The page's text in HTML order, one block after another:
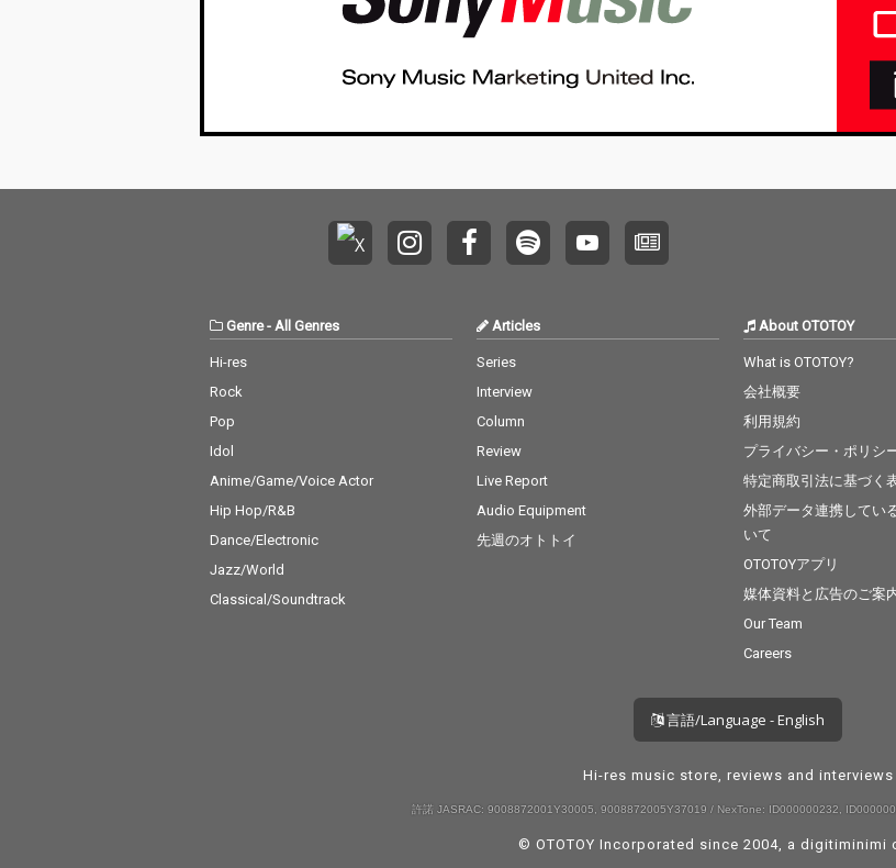
Genre- All Genres
Hi-res
Rock
Pop
Idol
Anime/Game/Voice Actor
Hip Hop/R&B
Dance/Electronic
Jazz/World
Classical/Soundtrack
Articles
Series
Interview
Column
Review
Live Report
Audio Equipment
先週のオトトイ
About OTOTOY
What is OTOTOY?
会社概要
利用規約
プライバシー・ポリシ
特定商取引法に基づく
外部データ連携してい
いて
OTOTOYアプリ
媒体資料と広告のご案
Our Team
Careers
言語/Language - English
Hi-res music store, reviews and interviews
許諾 JASRAC: 9008872001Y30005, 9008872005Y37019 / NexTone: ID000000232,
© OTOTOY Incorporated since 2004, a digitiminimi